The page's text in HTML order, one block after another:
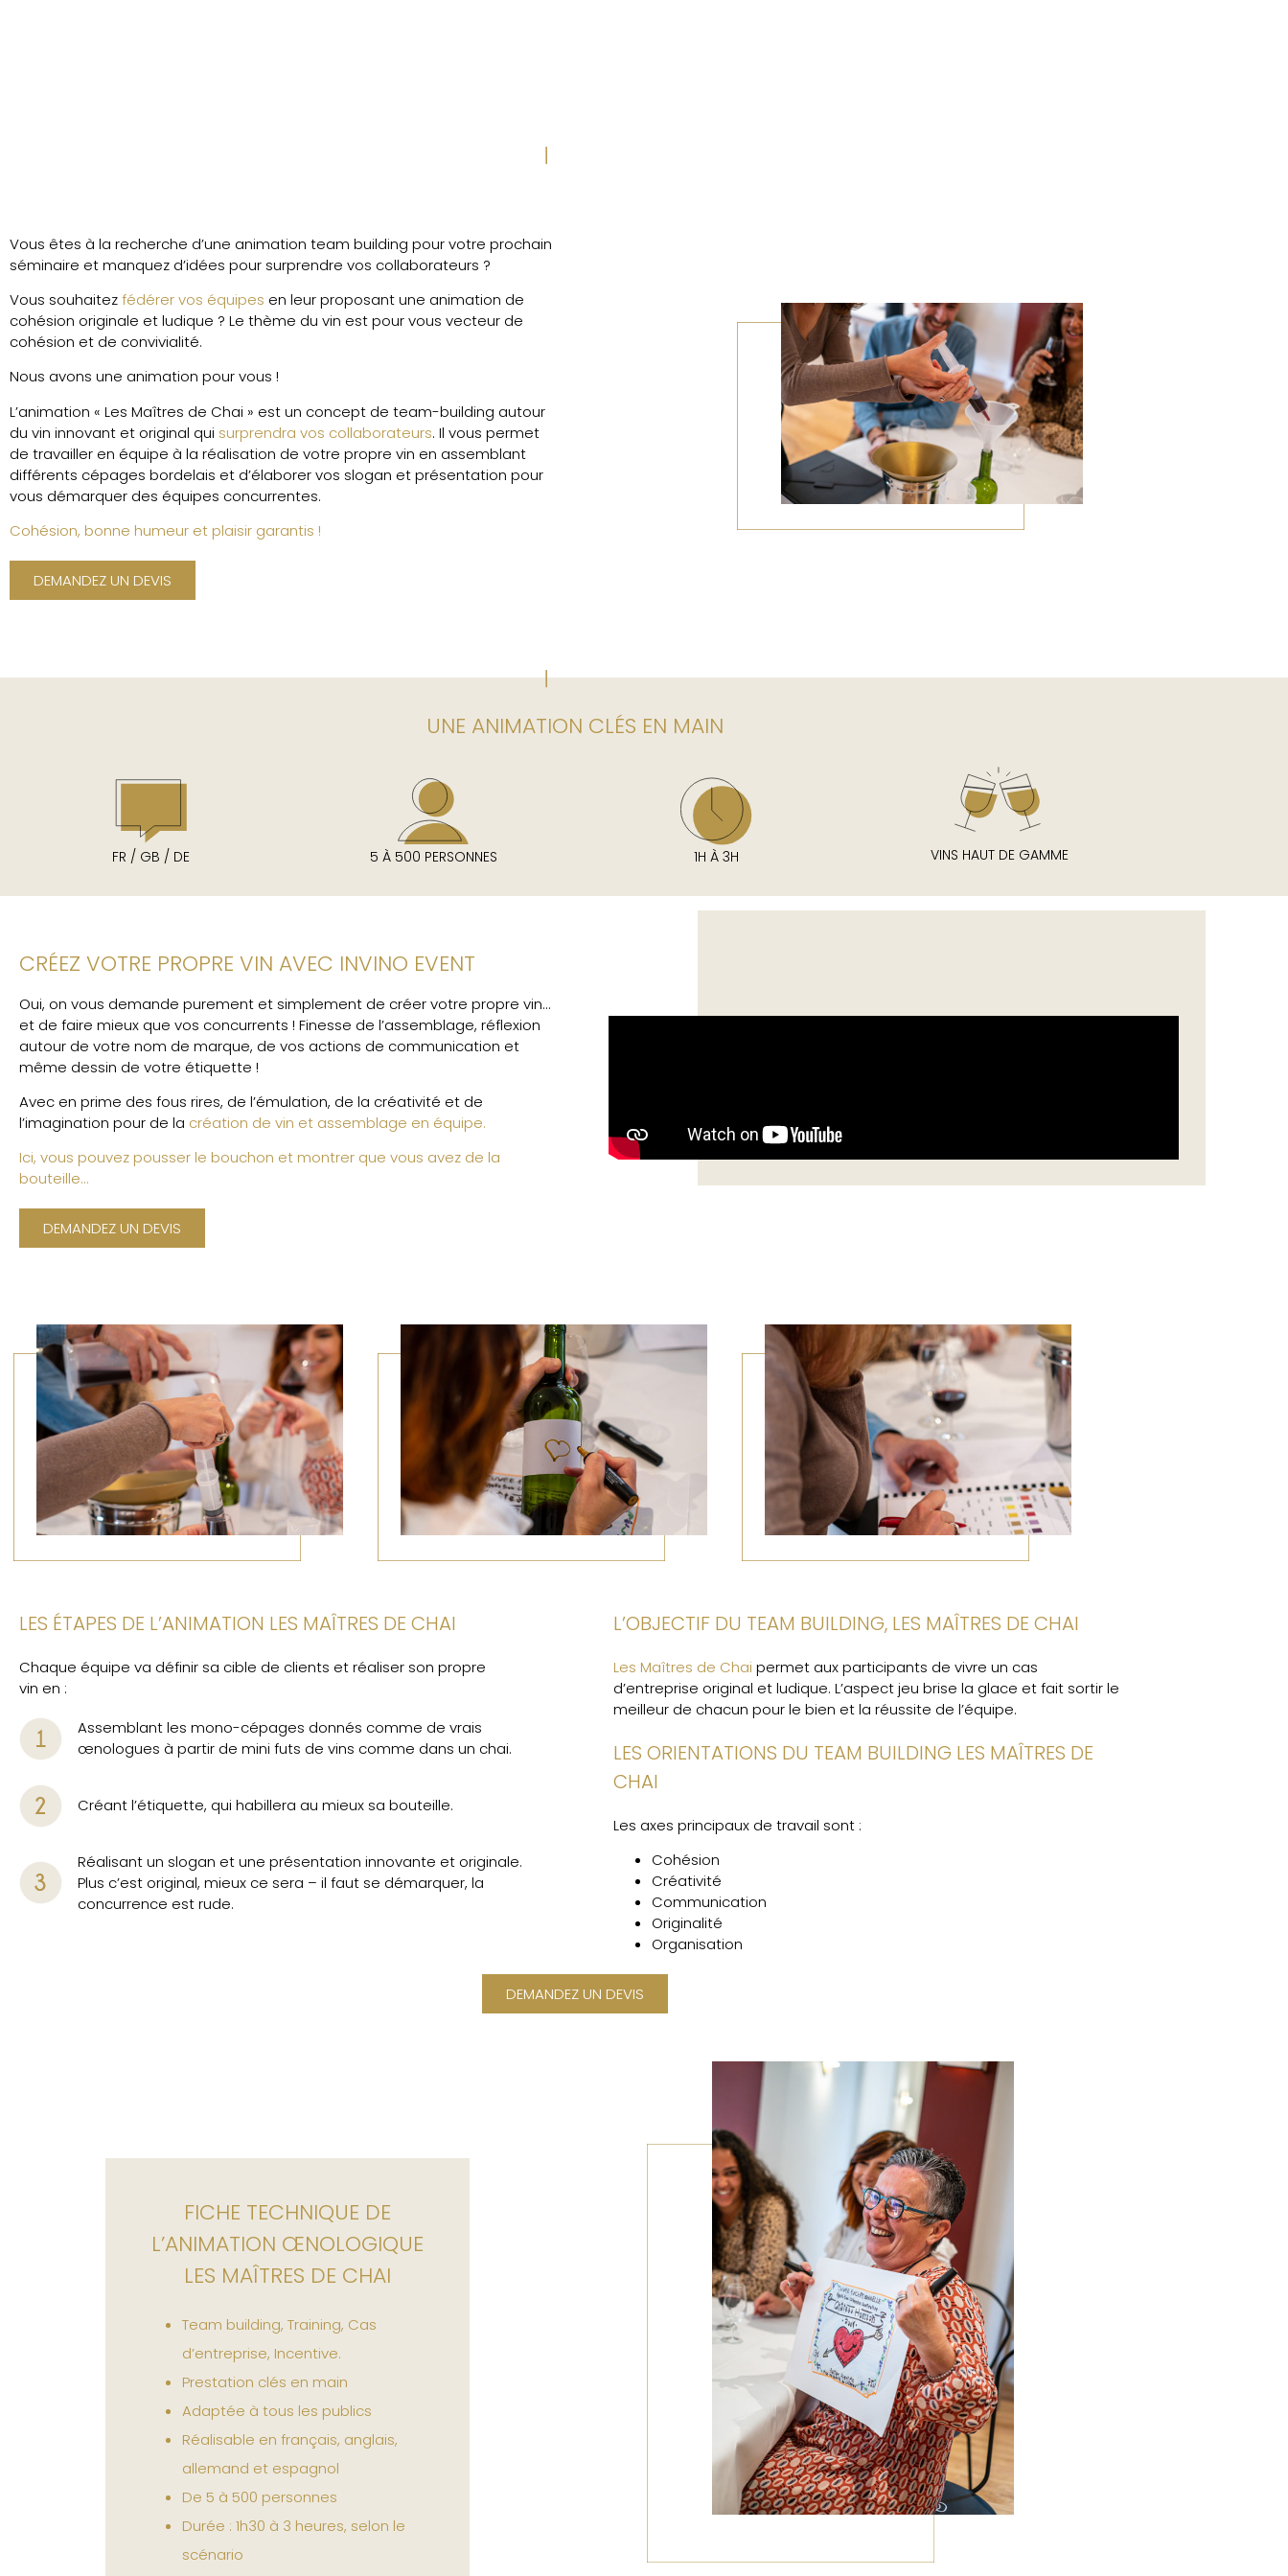
Vous êtes à la recherche d’une animation team building pour votre prochain
séminaire et manquez d’idées pour surprendre vos collaborateurs ?
Vous souhaitezfédérer vos équipes en leur proposant une animation de
cohésion originale et ludique ? Le thème du vin est pour vous vecteur de
cohésion et de convivialité.
Nous avons une animation pour vous !
L’animation « Les Maîtres de Chai » est un concept de team-building autour
du vin innovant et original qui surprendra vos collaborateurs. Il vous permet
de travailler en équipe à la réalisation de votre propre vin en assemblant
différents cépages bordelais et d’élaborer vos slogan et présentation pour
vous démarquer des équipes concurrentes.
Cohésion, bonne humeur et plaisir garantis !
DEMANDEZ UN DEVIS
UNE ANIMATION CLÉS EN MAIN
FR / GB / DE 5 À 500 PERSONNES 1H À 3H VINS HAUT DE GAMME
CRÉEZ VOTRE PROPRE VIN AVEC INVINO EVENT
Oui, on vous demande purement et simplement de créer votre propre vin…
et de faire mieux que vos concurrents ! Finesse de l’assemblage, réflexion
autour de votre nom de marque, de vos actions de communication et
même dessin de votre étiquette !
Avec en prime des fous rires, de l’émulation, de la créativité et de
l’imagination pour de la création de vin et assemblage en équipe.
Ici, vous pouvez pousser le bouchon et montrer que vous avez de la
bouteille…
DEMANDEZ UN DEVIS
LES ÉTAPES DE L’ANIMATION LES MAÎTRES DE CHAI
Chaque équipe va définir sa cible de clients et réaliser son propre
vin en :
Assemblant les mono-cépages donnés comme de vrais
œnologues à partir de mini futs de vins comme dans un chai.
Créant l’étiquette, qui habillera au mieux sa bouteille.
Réalisant un slogan et une présentation innovante et originale.
Plus c’est original, mieux ce sera – il faut se démarquer, la
concurrence est rude.
L’OBJECTIF DU TEAM BUILDING, LES MAÎTRES DE CHAI
Les Maîtres de Chai permet aux participants de vivre un cas
d’entreprise original et ludique. L’aspect jeu brise la glace et fait sortir le
meilleur de chacun pour le bien et la réussite de l’équipe.
LES ORIENTATIONS DU TEAM BUILDING LES MAÎTRES DE
CHAI
Les axes principaux de travail sont :
Cohésion
Créativité
Communication
Originalité
Organisation
DEMANDEZ UN DEVIS
FICHE TECHNIQUE DE
L’ANIMATION ŒNOLOGIQUE
LES MAÎTRES DE CHAI
Team building, Training, Cas
d’entreprise, Incentive.
Prestation clés en main
Adaptée à tous les publics
Réalisable en français, anglais,
allemand et espagnol
De 5 à 500 personnes
Durée : 1h30 à 3 heures, selon le
scénario